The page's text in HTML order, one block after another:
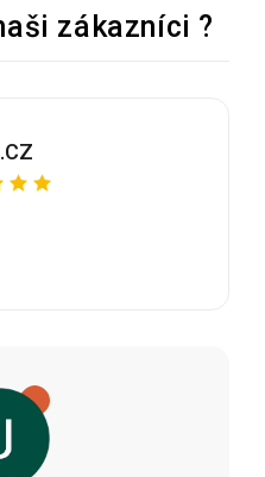
zákazníci ?